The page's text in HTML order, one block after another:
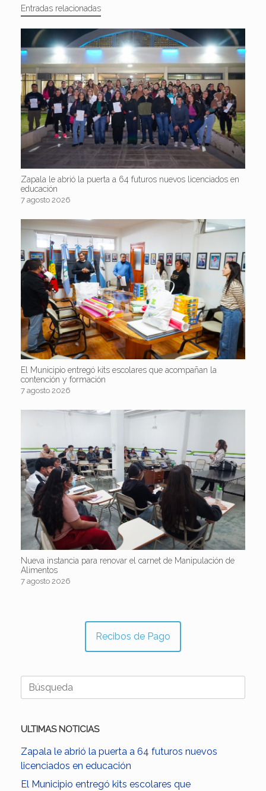
Entradas relacionadas
Zapala le abrió la puerta a 64 futuros nuevos licenciados en
educación
7 agosto 2026
El Municipio entregó kits escolares que acompañan la
contención y formación
7 agosto 2026
Nueva instancia para renovar el carnet de Manipulación de
Alimentos
7 agosto 2026
Recibos de Pago
Buscar:
ULTIMAS NOTICIAS
Zapala le abrió la puerta a 64 futuros nuevos
licenciados en educación
El Municipio entregó kits escolares que